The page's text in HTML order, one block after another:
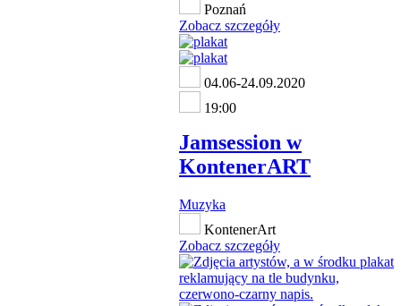
Poznań
Zobacz szczegóły
04.06-24.09.2020
19:00
Jamsession w
KontenerART
Muzyka
KontenerArt
Zobacz szczegóły